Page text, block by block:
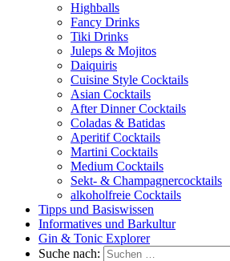
Highballs
Fancy Drinks
Tiki Drinks
Juleps & Mojitos
Daiquiris
Cuisine Style Cocktails
Asian Cocktails
After Dinner Cocktails
Coladas & Batidas
Aperitif Cocktails
Martini Cocktails
Medium Cocktails
Sekt- & Champagnercocktails
alkoholfreie Cocktails
Tipps und Basiswissen
Informatives und Barkultur
Gin & Tonic Explorer
Suche nach: